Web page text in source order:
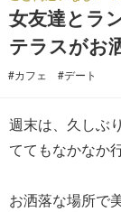
女友達とラ
テラスがお
#カフェ #デート
週末は、久しぶ
ててもなかなか
お洒落な場所で